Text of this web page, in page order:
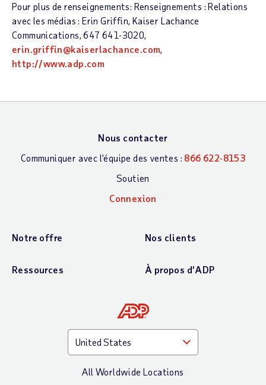
Pour plus de renseignements: Renseignements : Relations
avec les médias : Erin Griffin, Kaiser Lachance
Communications, 647 641-3020,
erin.griffin@kaiserlachance.com,
http://www.adp.com
Nous contacter
Communiquer avec l’équipe des ventes : 866 622-8153
Soutien
Connexion
Notre offre Nos clients
Ressources À propos d’ADP
All Worldwide Locations